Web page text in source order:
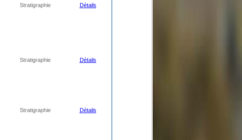
Stratigraphie Détails
Stratigraphie Détails
Stratigraphie Détails